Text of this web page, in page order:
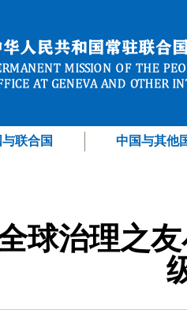
联合国 中国与其他
球治理之